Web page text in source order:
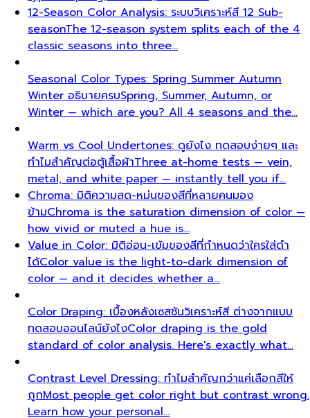
5 กิจกรรม Team Building สำหรับองค์กรที่ไม่ซ้ำใคร
กรุงเทพฯ 2026Discover the top 5 unique corporate
ทำไม Executive Presence ถึงเป็นการลงทุนที่คุ้มค่าที่สุด
สำหรับทีมขายDiscover why executive presence
training is the highest-ROI investment for…
21 ห้างที่ดีที่สุดในกรุงเทพฯ: คู่มือฉบับสมบูรณ์ 2026All 21
Bangkok malls worth your time, ranked by a local
stylist — from…
ช้อปปิ้งลักชัวรี่กรุงเทพ: คู่มือประสบการณ์ VIP ฉบับ
สมบูรณ์The ultimate guide to luxury shopping in
Bangkok. VIP services, exclusive…
ที่สุดComplete Bangkok shopping guide covering
Sukhumvit, Siam, Thonglor, luxury…
คลังความรู้
สีและสไตล์
ตู้เสื้อผ้าและช้อปปิ้ง